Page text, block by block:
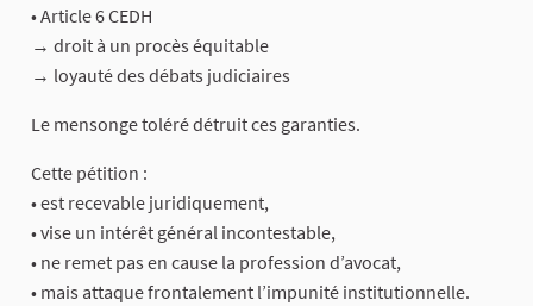
• Article 6 CEDH
→ droit à un procès équitable
→ loyauté des débats judiciaires
Le mensonge toléré détruit ces garanties.
Cette pétition :
• est recevable juridiquement,
• vise un intérêt général incontestable,
• ne remet pas en cause la profession d’avocat,
• mais attaque frontalement l’impunité institutionnelle.